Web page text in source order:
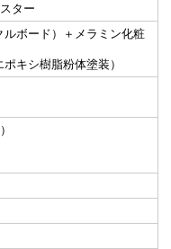
ター
ボード）＋メラミン化粧
キシ樹脂粉体塗装）